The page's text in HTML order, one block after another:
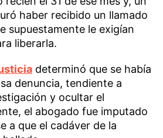
haber recibido un llamado
supuestamente le exigían
liberarla.
determinó que se había
denuncia, tendiente a
y ocultar el
el abogado fue imputado
a que el cadáver de la